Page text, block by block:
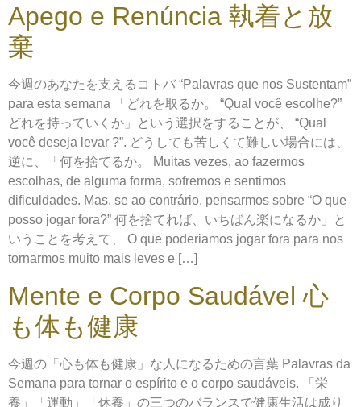
Apego e Renúncia 執着と放
棄
今週のあなたを支えるコトバ “Palavras que nos Sustentam”
para esta semana 「どれを取るか。 “Qual você escolhe?”
どれを持っていくか」という選択をすることが、 “Qual
você deseja levar ?”. どうしても苦しくて難しい場合には、
逆に、「何を捨てるか。 Muitas vezes, ao fazermos
escolhas, de alguma forma, sofremos e sentimos
dificuldades. Mas, se ao contrário, pensarmos sobre “O que
posso jogar fora?” 何を捨てれば、いちばん楽になるか」と
いうことを考えて、 O que poderiamos jogar fora para nos
tornarmos muito mais leves e […]
Mente e Corpo Saudável 心
も体も健康
今週の「心も体も健康」な人になるための言葉 Palavras da
Semana para tornar o espírito e o corpo saudáveis. 「栄
養」「運動」「休養」の三つのバランスで健康生活は成り